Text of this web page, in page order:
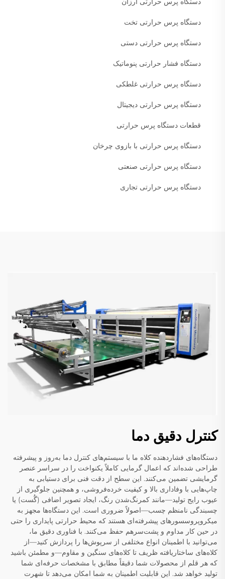
دستگاه پرس حرارتی تخت
دستگاه پرس حرارتی دستی
دستگاه فشار حرارتی پنوماتیک
دستگاه پرس حرارتی غلطکی
دستگاه پرس حرارتی دیجیتال
قطعات دستگاه پرس حرارتی
دستگاه پرس حرارتی با بازوی چرخان
دستگاه پرس حرارتی صنعتی
دستگاه پرس حرارتی تجاری
کنترل دقيق دما
دستگاه‌های فشاردهنده کلاه ما با سیستم‌های کنترل دما به‌روز و پیشرفته
طراحی شده‌اند که اعمال گرمایی کاملاً یکنواخت را در سراسر عنصر
گرمایشی تضمین می‌کنند. این سطح از دقت فنی برای دستیابی به
چاپ‌هایی با وفاداری بالا و کیفیت خرده‌فروشی، و همچنین جلوگیری از
عیوب رایج تولید—مانند کمرنگ‌شدن رنگ، ایجاد تصویر اضافی (گُست) یا
چسبندگی نامنظم چسب—اصولاً ضروری است. این دستگاه‌ها مجهز به
میکروپروسسورهای پیشرفته‌ای هستند که محیط حرارتی پایداری را حتی
در حین کار مداوم و پشت‌سرهم حفظ می‌کنند. با فناوری دقیق ما،
می‌توانید با اطمینان انواع مختلفی از سرپوش‌ها را پردازش کنید—از
کلاه‌های ساختاریافته ظریف تا کلاه‌های سنگین و مقاوم—و مطمئن باشید
که هر قلم از محصولات شما دقیقاً مطابق با مشخصات حرفه‌ای شما
تولید خواهد شد. این قابلیت اطمینان به شما امکان می‌دهد تا شهرت